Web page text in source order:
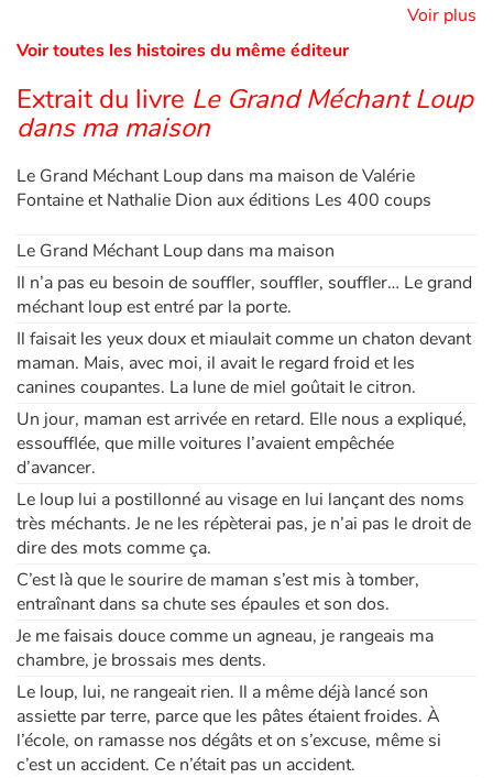
Apprendre les langues
Dyslexie, troubles de la lecture
Coups de coeur
Moi, je suis arrivé bien après.
C’était normal qu’il m’apprenne la vie.
Est-ce normal de naître dans la guerre ?
Est-ce un jeu ?
Voir plus
Voir toutes les histoires du même éditeur
Extrait du livre Le Grand Méchant Loup
dans ma maison
Le Grand Méchant Loup dans ma maison de Valérie
Fontaine et Nathalie Dion aux éditions Les 400 coups
Le Grand Méchant Loup dans ma maison
Il n’a pas eu besoin de souffler, souffler, souffler… Le grand
méchant loup est entré par la porte.
Il faisait les yeux doux et miaulait comme un chaton devant
maman. Mais, avec moi, il avait le regard froid et les
canines coupantes. La lune de miel goûtait le citron.
Un jour, maman est arrivée en retard. Elle nous a expliqué,
essoufflée, que mille voitures l’avaient empêchée
d’avancer.
Le loup lui a postillonné au visage en lui lançant des noms
très méchants. Je ne les répèterai pas, je n’ai pas le droit de
dire des mots comme ça.
C’est là que le sourire de maman s’est mis à tomber,
entraînant dans sa chute ses épaules et son dos.
Je me faisais douce comme un agneau, je rangeais ma
chambre, je brossais mes dents.
Le loup, lui, ne rangeait rien. Il a même déjà lancé son
assiette par terre, parce que les pâtes étaient froides. À
l’école, on ramasse nos dégâts et on s’excuse, même si
c’est un accident. Ce n’était pas un accident.